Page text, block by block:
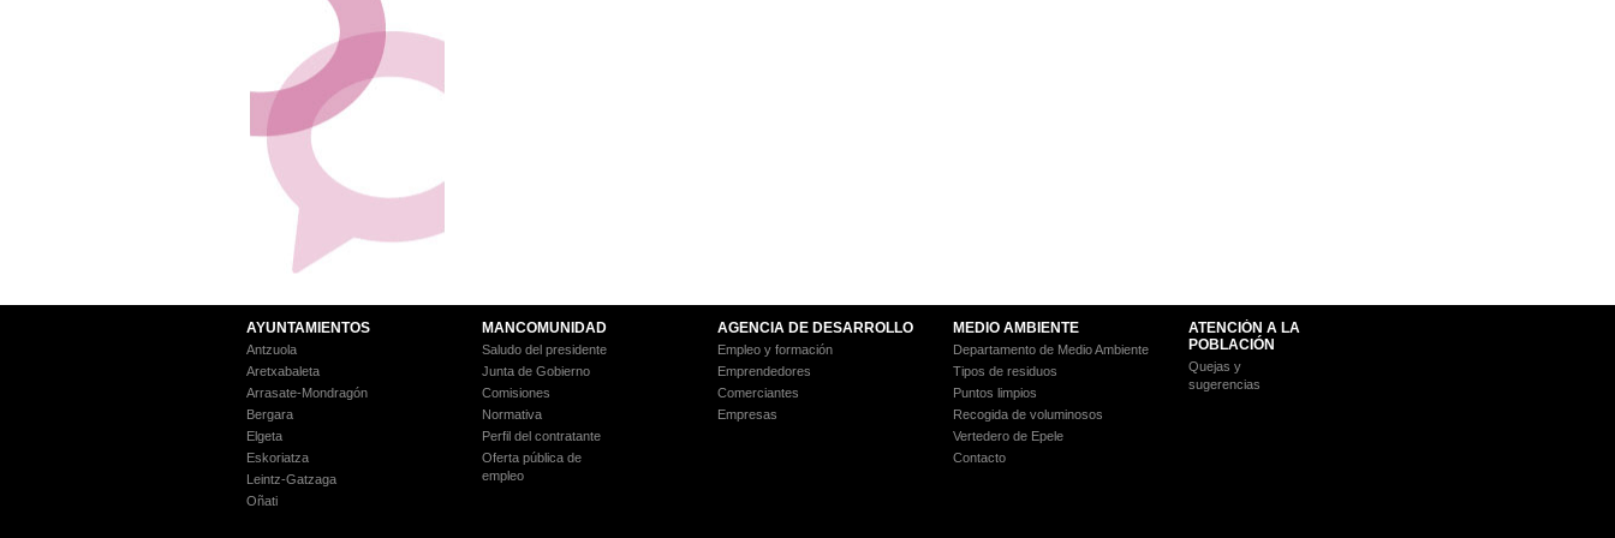
AYUNTAMIENTOS
Antzuola
Aretxabaleta
Arrasate-Mondragón
Bergara
Elgeta
Eskoriatza
Leintz-Gatzaga
Oñati
MANCOMUNIDAD
Saludo del presidente
Junta de Gobierno
Comisiones
Normativa
Perfil del contratante
Oferta pública de
empleo
AGENCIA DE DESARROLLO
Empleo y formación
Emprendedores
Comerciantes
Empresas
MEDIO AMBIENTE
Departamento de Medio Ambiente
Tipos de residuos
Puntos limpios
Recogida de voluminosos
Vertedero de Epele
Contacto
ATENCIÓN A LA
POBLACIÓN
Quejas y
sugerencias